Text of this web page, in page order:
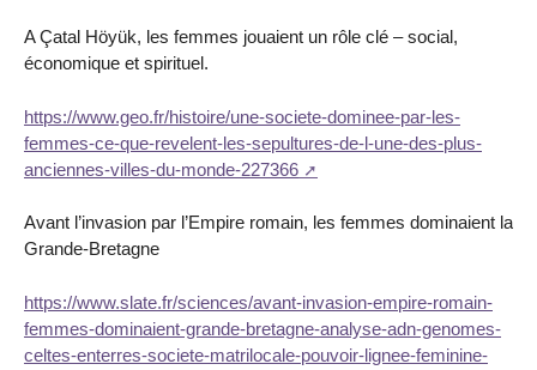
A Çatal Höyük, les femmes jouaient un rôle clé – social,
économique et spirituel.
https://www.geo.fr/histoire/une-societe-dominee-par-les-
femmes-ce-que-revelent-les-sepultures-de-l-une-des-plus-
anciennes-villes-du-monde-227366
Avant l’invasion par l’Empire romain, les femmes dominaient la
Grande-Bretagne
https://www.slate.fr/sciences/avant-invasion-empire-romain-
femmes-dominaient-grande-bretagne-analyse-adn-genomes-
celtes-enterres-societe-matrilocale-pouvoir-lignee-feminine-